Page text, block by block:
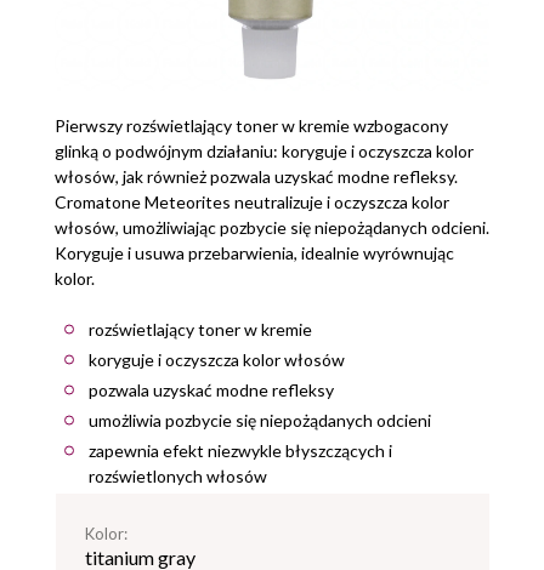
Pierwszy rozświetlający toner w kremie wzbogacony
glinką o podwójnym działaniu: koryguje i oczyszcza kolor
włosów, jak również pozwala uzyskać modne refleksy.
Cromatone Meteorites neutralizuje i oczyszcza kolor
włosów, umożliwiając pozbycie się niepożądanych odcieni.
Koryguje i usuwa przebarwienia, idealnie wyrównując
kolor.
rozświetlający toner w kremie
koryguje i oczyszcza kolor włosów
pozwala uzyskać modne refleksy
umożliwia pozbycie się niepożądanych odcieni
zapewnia efekt niezwykle błyszczących i
rozświetlonych włosów
Kolor:
titanium gray